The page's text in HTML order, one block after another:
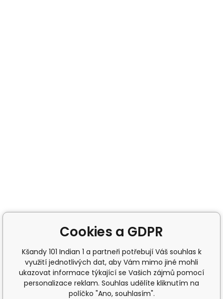
Cookies a GDPR
Kšandy 101 Indian 1 a partneři potřebují Váš souhlas k
využití jednotlivých dat, aby Vám mimo jiné mohli
ukazovat informace týkající se Vašich zájmů pomocí
personalizace reklam. Souhlas udělíte kliknutím na
políčko "Ano, souhlasím".